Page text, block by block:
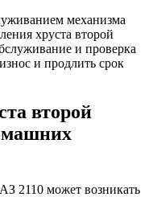
механизма
хруста второй
и проверка
и продлить срок
второй
2110 может возникать